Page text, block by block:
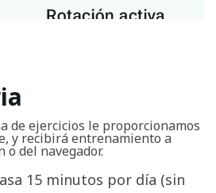
de ejercicios le proporcionamos
y recibirá entrenamiento a
o del navegador.
15 minutos por día (sin